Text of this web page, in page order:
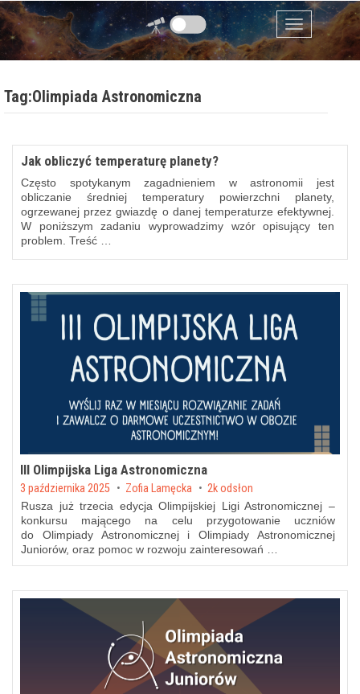
Przejdź do zawartości
Menu
Tag:Olimpiada Astronomiczna
Jak obliczyć temperaturę planety?
Często spotykanym zagadnieniem w astronomii jest
obliczanie średniej temperatury powierzchni planety,
ogrzewanej przez gwiazdę o danej temperaturze efektywnej.
W poniższym zadaniu wyprowadzimy wzór opisujący ten
problem. Treść …
III Olimpijska Liga Astronomiczna
Posted on
3 października 2025 by Zofia Lamęcka 2k odsłon
Rusza już trzecia edycja Olimpijskiej Ligi Astronomicznej –
konkursu mającego na celu przygotowanie uczniów
do Olimpiady Astronomicznej i Olimpiady Astronomicznej
Juniorów, oraz pomoc w rozwoju zainteresowań …